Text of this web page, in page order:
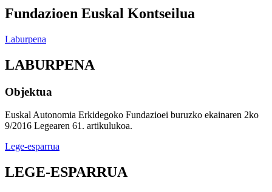
Fundazioen Euskal Kontseilua
Laburpena
LABURPENA
Objektua
Euskal Autonomia Erkidegoko Fundazioei buruzko ekainaren 2ko
9/2016 Legearen 61. artikulukoa.
Lege-esparrua
LEGE-ESPARRUA